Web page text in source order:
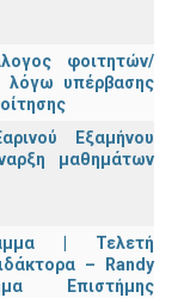
φοιτητών/
λόγω υπέρβασης
Εξαμήνου
μαθημάτων
| Τελετή
– Randy
Επιστήμης